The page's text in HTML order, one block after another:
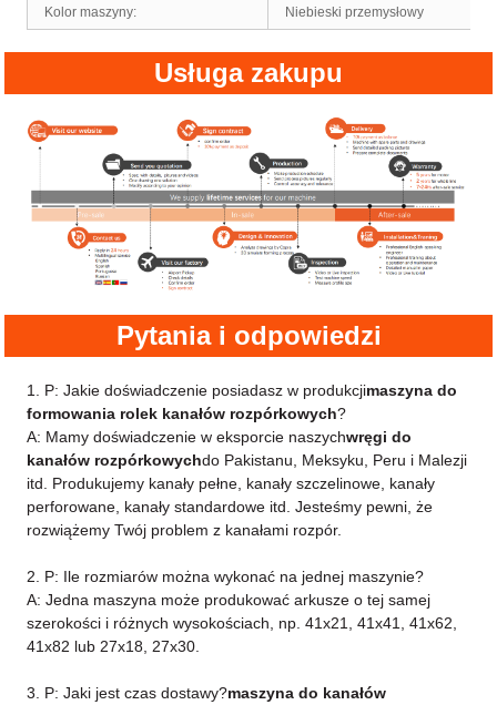
Kolor maszyny: Niebieski przemysłowy
Usługa zakupu
Pytania i odpowiedzi
1. P: Jakie doświadczenie posiadasz w produkcjimaszyna do
formowania rolek kanałów rozpórkowych?
A: Mamy doświadczenie w eksporcie naszychwręgi do
kanałów rozpórkowychdo Pakistanu, Meksyku, Peru i Malezji
itd. Produkujemy kanały pełne, kanały szczelinowe, kanały
perforowane, kanały standardowe itd. Jesteśmy pewni, że
rozwiążemy Twój problem z kanałami rozpór.
2. P: Ile rozmiarów można wykonać na jednej maszynie?
A: Jedna maszyna może produkować arkusze o tej samej
szerokości i różnych wysokościach, np. 41x21, 41x41, 41x62,
41x82 lub 27x18, 27x30.
3. P: Jaki jest czas dostawy?maszyna do kanałów